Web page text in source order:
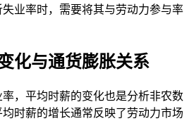
业率时，需要将其与劳动力参与率
化与通货膨胀关系
，平均时薪的变化也是分析非农数
时薪的增长通常反映了劳动力市场